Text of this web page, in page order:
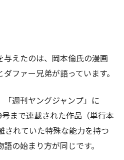
えたのは、岡本倫氏の漫画
ファー兄弟が語っています。
「週刊ヤングジャンプ」に
まで連載された作品（単行本
されていた特殊な能力を持つ
の始まり方が同じです。